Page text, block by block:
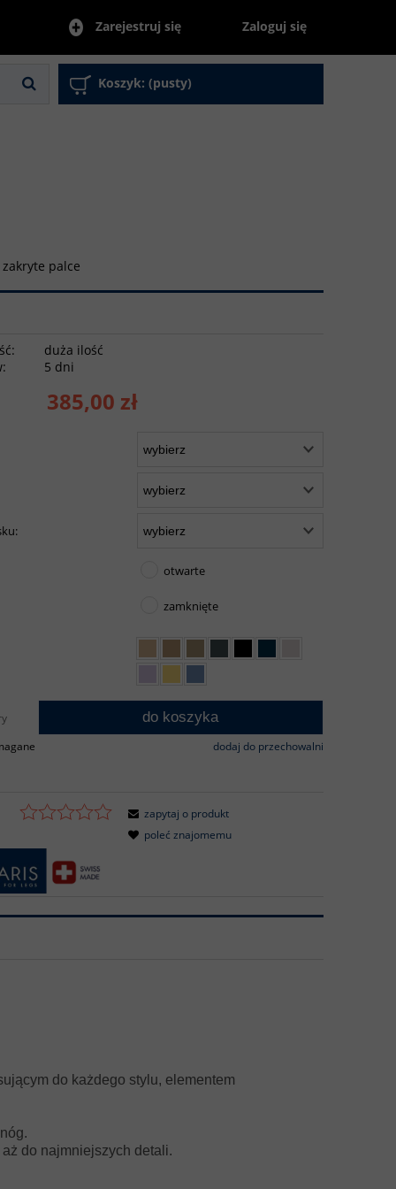
Zarejestruj się Zaloguj się
Koszyk: (pusty)
palce
duża ilość
5 dni
385,00 zł
otwarte
zamknięte
do koszyka
dodaj do przechowalni
zapytaj o produkt
poleć znajomemu
do każdego stylu, elementem
do najmniejszych detali.